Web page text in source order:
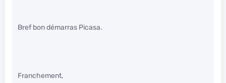
Bref bon démarras Picasa.
Franchement,